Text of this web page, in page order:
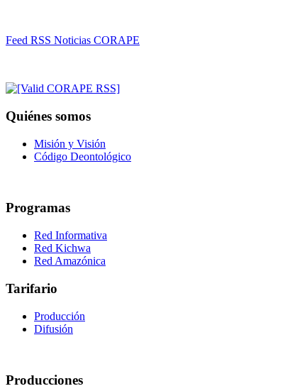
Feed RSS Noticias CORAPE
Quiénes somos
Misión y Visión
Código Deontológico
Programas
Red Informativa
Red Kichwa
Red Amazónica
Tarifario
Producción
Difusión
Producciones